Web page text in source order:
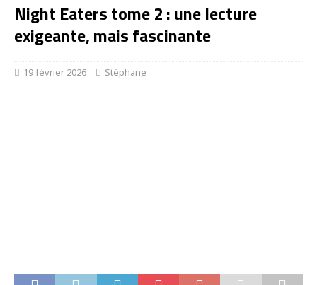
Night Eaters tome 2 : une lecture
exigeante, mais fascinante
19 février 2026 Stéphane